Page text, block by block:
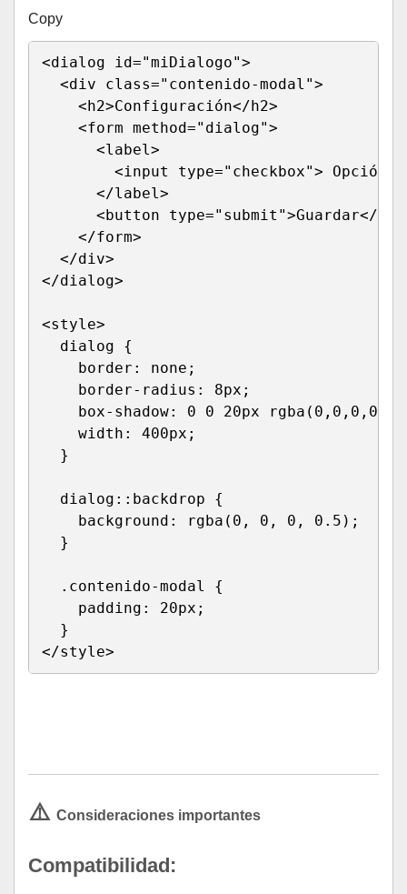
Copy
<dialog id="miDialogo">
<div class=" contenido-modal ">
<h2>Configuración</h2>
<form method=" dialog">
<label>
<input type=" checkbox"> Opción 1
</label>
<button type=" submit ">Guardar</
</form>
</div>
</dialog>
<style>
dialog
{
border : none ;
border-radius : 8px ;
box-shadow: 0 0 20px rgba ( 0 , 0 , 0 , 0.3
width : 400px ;
}
dialog::backdrop
{
background : rgba ( 0 , 0 , 0 , 0.5 ) ;
}
.contenido-modal
{
padding : 20px ;
}
</style>
⚠️ Consideraciones importantes
Compatibilidad: